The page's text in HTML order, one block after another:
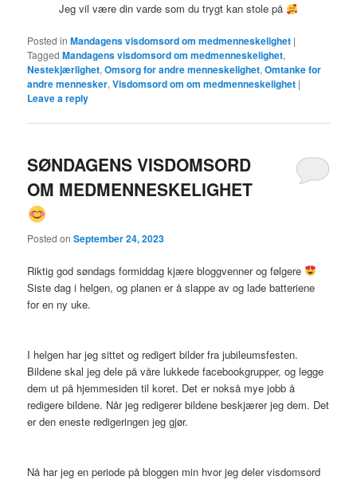
Jeg vil være din varde som du trygt kan stole på
Posted in Mandagens visdomsord om medmenneskelighet |
Tagged Mandagens visdomsord om medmenneskelighet,
Nestekjærlighet,Omsorg for andre menneskelighet,Omtanke for
andre mennesker,Visdomsord om om medmenneskelighet |
Leave a reply
SØNDAGENS VISDOMSORD
OM MEDMENNESKELIGHET
Posted onSeptember 24, 2023
Riktig god søndags formiddag kjære bloggvenner og følgere
Siste dag i helgen, og planen er å slappe av og lade batteriene
for en ny uke.
I helgen har jeg sittet og redigert bilder fra jubileumsfesten.
Bildene skal jeg dele på våre lukkede facebookgrupper, og legge
dem ut på hjemmesiden til koret. Det er nokså mye jobb å
redigere bildene. Når jeg redigerer bildene beskjærer jeg dem. Det
er den eneste redigeringen jeg gjør.
Nå har jeg en periode på bloggen min hvor jeg deler visdomsord